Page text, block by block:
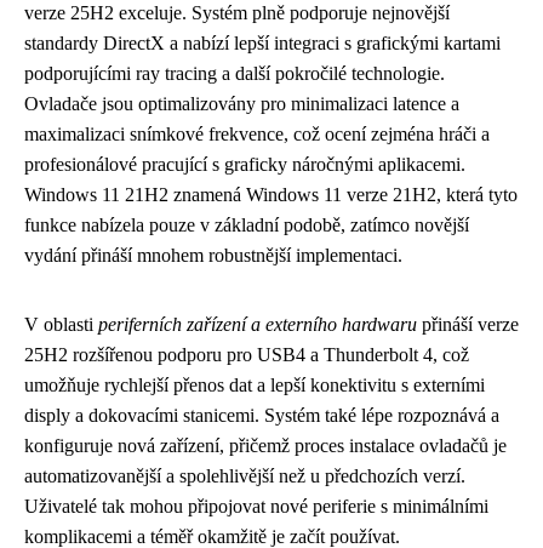
verze 25H2 exceluje. Systém plně podporuje nejnovější
standardy DirectX a nabízí lepší integraci s grafickými kartami
podporujícími ray tracing a další pokročilé technologie.
Ovladače jsou optimalizovány pro minimalizaci latence a
maximalizaci snímkové frekvence, což ocení zejména hráči a
profesionálové pracující s graficky náročnými aplikacemi.
Windows 11 21H2 znamená Windows 11 verze 21H2, která tyto
funkce nabízela pouze v základní podobě, zatímco novější
vydání přináší mnohem robustnější implementaci.
V oblasti periferních zařízení a externího hardwaru přináší verze
25H2 rozšířenou podporu pro USB4 a Thunderbolt 4, což
umožňuje rychlejší přenos dat a lepší konektivitu s externími
disply a dokovacími stanicemi. Systém také lépe rozpoznává a
konfiguruje nová zařízení, přičemž proces instalace ovladačů je
automatizovanější a spolehlivější než u předchozích verzí.
Uživatelé tak mohou připojovat nové periferie s minimálními
komplikacemi a téměř okamžitě je začít používat.